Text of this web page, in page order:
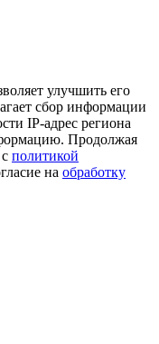
улучшить его
сбор информации
IP-адрес региона
Продолжая
политикой
на обработку